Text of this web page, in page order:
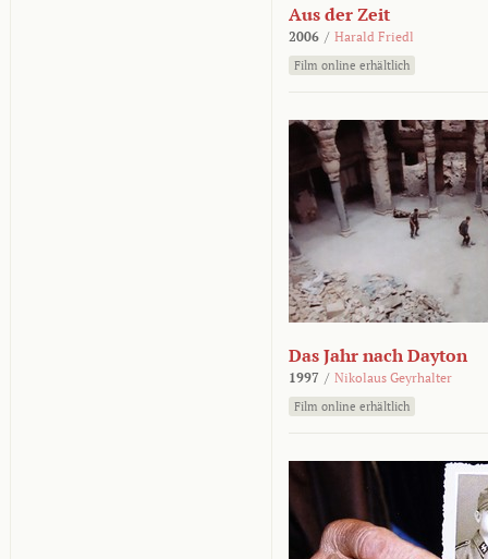
Aus der Zeit
2006 / Harald Friedl
Film online erhältlich
Das Jahr nach Dayton
1997 / Nikolaus Geyrhalter
Film online erhältlich